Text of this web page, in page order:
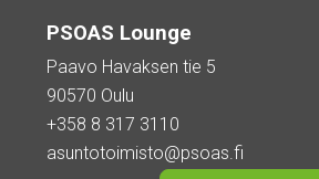
PSOAS Lounge
Paavo Havaksen tie 5
90570 Oulu
+358 8 317 3110
asuntotoimisto@psoas.fi